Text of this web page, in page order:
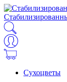
Сухоцветы